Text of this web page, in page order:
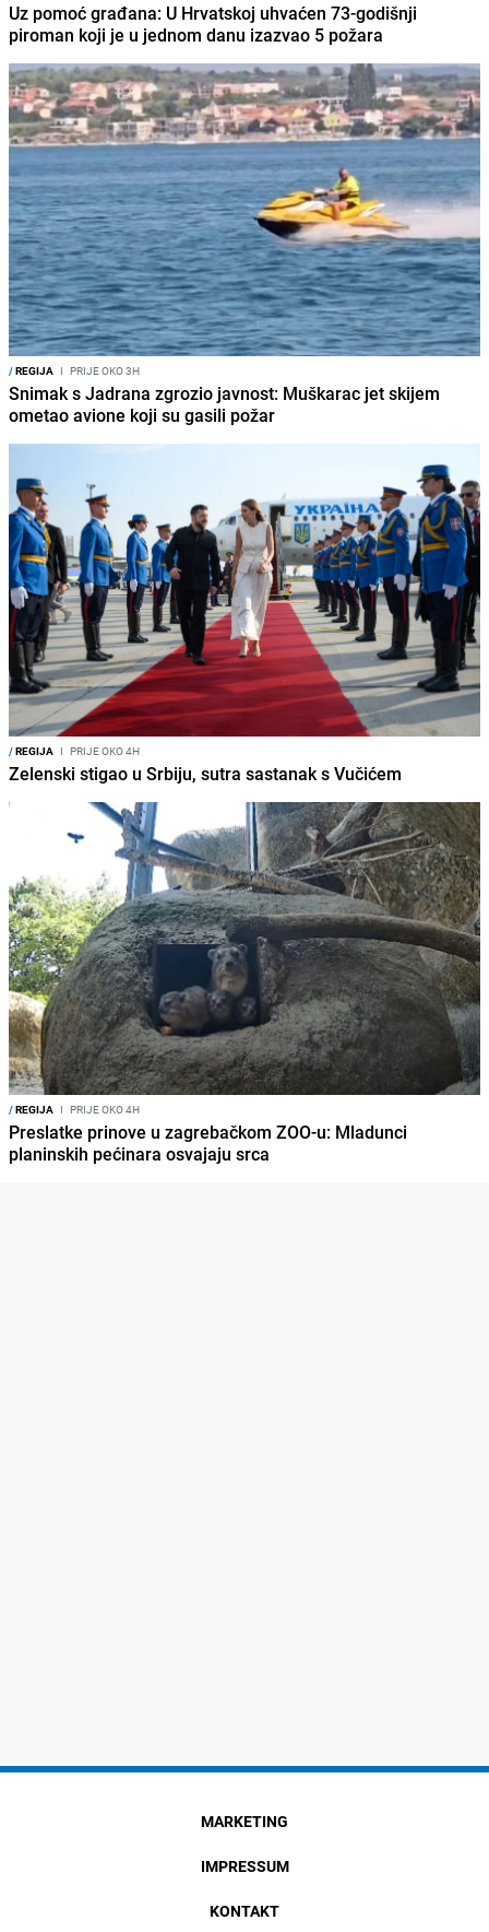
Uz pomoć građana: U Hrvatskoj uhvaćen 73-godišnji
piroman koji je u jednom danu izazvao 5 požara
/REGIJA I PRIJE OKO 3H
Snimak s Jadrana zgrozio javnost: Muškarac jet skijem
ometao avione koji su gasili požar
/REGIJA I PRIJE OKO 4H
Zelenski stigao u Srbiju, sutra sastanak s Vučićem
/REGIJA I PRIJE OKO 4H
Preslatke prinove u zagrebačkom ZOO-u: Mladunci
planinskih pećinara osvajaju srca
MARKETING
IMPRESSUM
KONTAKT